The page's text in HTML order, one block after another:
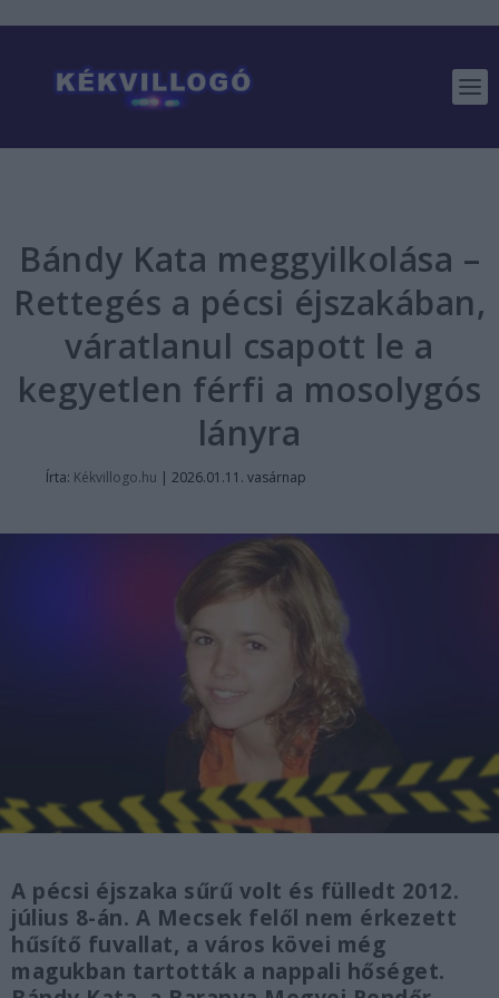
Bándy Kata meggyilkolása –
Rettegés a pécsi éjszakában,
váratlanul csapott le a
kegyetlen férfi a mosolygós
lányra
Írta: Kékvillogo.hu | 2026.01.11. vasárnap
A pécsi éjszaka sűrű volt és fülledt 2012.
július 8-án. A Mecsek felől nem érkezett
hűsítő fuvallat, a város kövei még
magukban tartották a nappali hőséget.